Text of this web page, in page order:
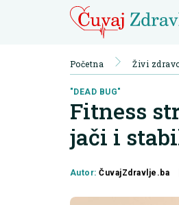
Početna Živi
"DEAD BUG"
Fitness
jači i
Autor:ČuvajZdravlje.ba